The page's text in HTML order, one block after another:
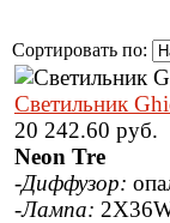
Сортировать по:
Светильник
20 242.60 руб.
Neon Tre
-Диффузор:
-Лампа: